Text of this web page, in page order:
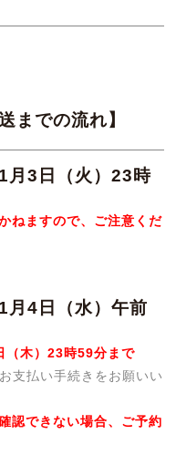
までの流れ】
月3日（火）23時
ねますので、ご注意くだ
月4日（水）午前
木）23時59分まで
支払い手続きをお願いい
認できない場合、ご予約